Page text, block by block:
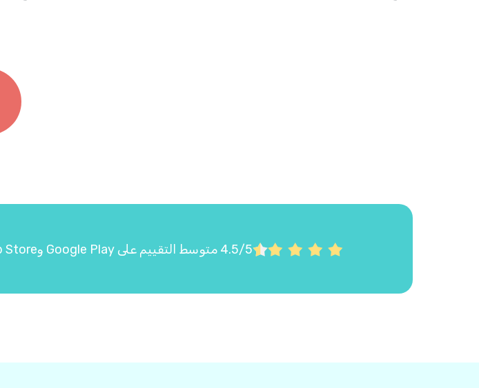
4.5/5 متوسط التقييم على Google Play وApp Store استناداً إلى أكثر من 22,000 تقييم